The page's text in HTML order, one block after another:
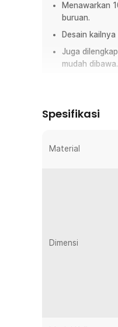
Menawarkan
buruan.
Desain
Juga
mudah dibawa.
Set mata kail
Desain J Hook
agar rapi dan
Berbagai
Set ini
untuk berbagai
tanpa khawatir
lapangan.
Desain J Hook
Menggunakan
hidup maupun
menyambar
Spesifikasi
Material
Dimensi